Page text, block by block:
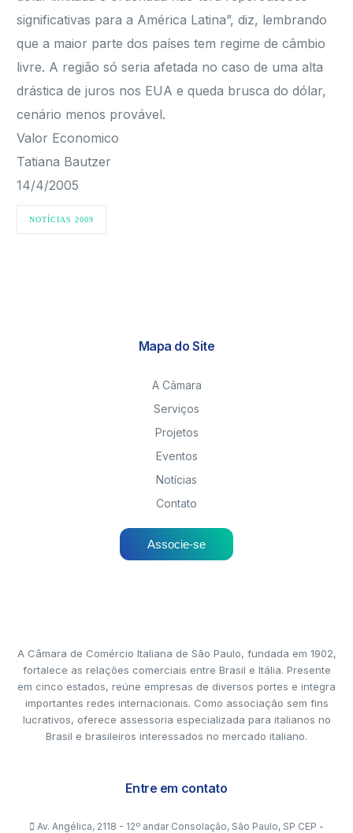
significativas para a América Latina”, diz, lembrando
que a maior parte dos países tem regime de câmbio
livre. A região só seria afetada no caso de uma alta
drástica de juros nos EUA e queda brusca do dólar,
cenário menos provável.
Valor Economico
Tatiana Bautzer
14/4/2005
NOTÍCIAS 2009
Mapa do Site
A Câmara
Serviços
Projetos
Eventos
Notícias
Contato
Associe-se
A Câmara de Comércio Italiana de São Paulo, fundada em 1902,
fortalece as relações comerciais entre Brasil e Itália. Presente
em cinco estados, reúne empresas de diversos portes e integra
importantes redes internacionais. Como associação sem fins
lucrativos, oferece assessoria especializada para italianos no
Brasil e brasileiros interessados no mercado italiano.
Entre em contato
Av. Angélica, 2118 - 12º andar Consolação, São Paulo, SP CEP -